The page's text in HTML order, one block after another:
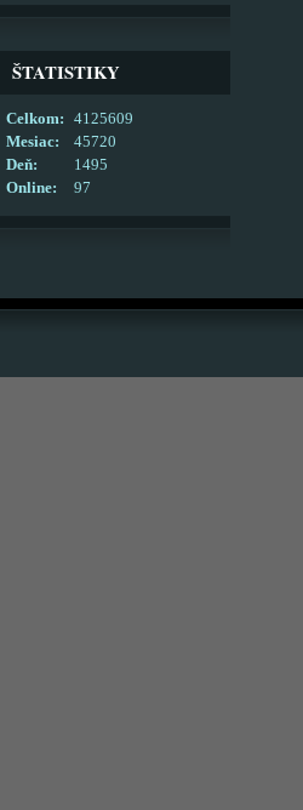
ŠTATISTIKY
Online: 97
Celkom:
4125609
Mesiac:
45720
Deň:
1495